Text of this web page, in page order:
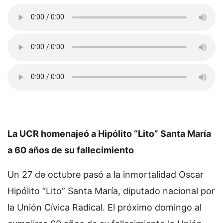
La UCR homenajeó a Hipólito “Lito” Santa María
a 60 años de su fallecimiento
Un 27 de octubre pasó a la inmortalidad Oscar
Hipólito “Lito” Santa María, diputado nacional por
la Unión Cívica Radical. El próximo domingo al